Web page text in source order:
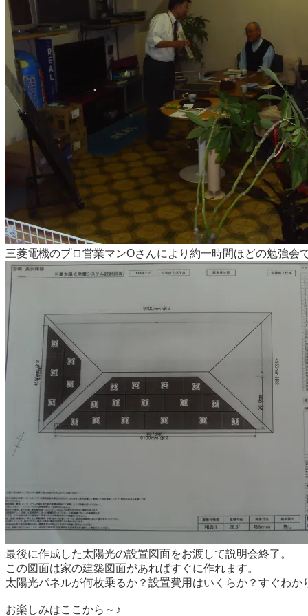
三菱電機のプロ営業マンOさんにより約一時間ほどの勉強会
最後に作成した太陽光の設置図面をお渡して説明会終了。
この図面は家の建築図面があればすぐに作れます。
太陽光パネルが何枚乗るか？設置費用はいくらか？すぐわか
お楽しみはここから～♪